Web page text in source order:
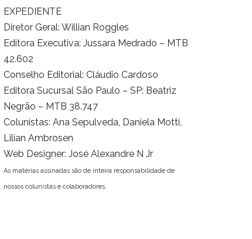
EXPEDIENTE
Diretor Geral: Willian Roggles
Editora Executiva: Jussara Medrado – MTB
42.602
Conselho Editorial: Cláudio Cardoso
Editora Sucursal São Paulo – SP: Beatriz
Negrão – MTB 38.747
Colunistas: Ana Sepulveda, Daniela Motti,
Lilian Ambrosen
Web Designer: José Alexandre N Jr
As matérias assinadas são de inteira responsabilidade de
nossos colunistas e colaboradores.